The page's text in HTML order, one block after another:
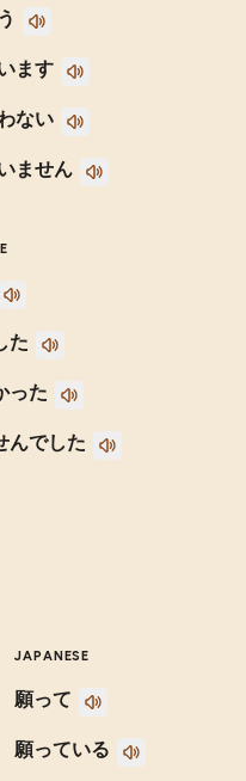
ます
ない
ません
た
った
んでした
JAPANESE
願って
願っている